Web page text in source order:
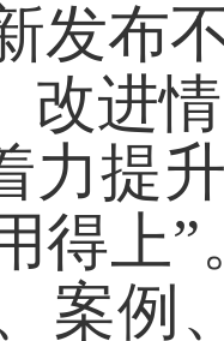
发布
改进
力提
得上
案例